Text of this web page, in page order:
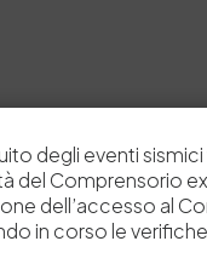
degli eventi sismici
del Comprensorio
dell’accesso al
in corso le